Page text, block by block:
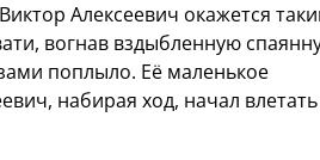
Алексеевич окажется
вогнав вздыбленную
поплыло. Её маленькое
набирая ход, начал